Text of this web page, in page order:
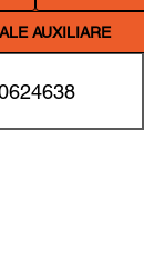
AUXILIARE